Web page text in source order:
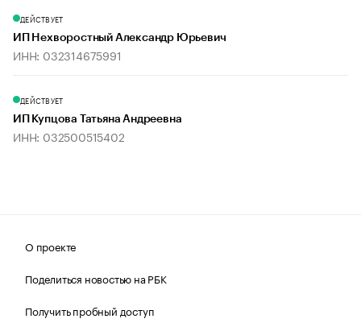
ДЕЙСТВУЕТ
ИП Нехворостный Александр Юрьевич
ИНН: 032314675991
ДЕЙСТВУЕТ
ИП Купцова Татьяна Андреевна
ИНН: 032500515402
О проекте
Поделиться новостью на РБК
Получить пробный доступ